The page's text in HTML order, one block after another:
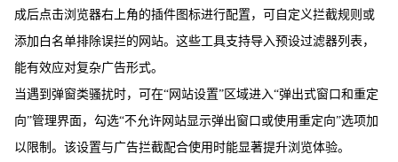
成后点击浏览器右上角的插件图标进行配置，可自定义拦截规则或
添加白名单排除误拦的网站。这些工具支持导入预设过滤器列表，
能有效应对复杂广告形式。
当遇到弹窗类骚扰时，可在“网站设置”区域进入“弹出式窗口和重定
向”管理界面，勾选“不允许网站显示弹出窗口或使用重定向”选项加
以限制。该设置与广告拦截配合使用时能显著提升浏览体验。